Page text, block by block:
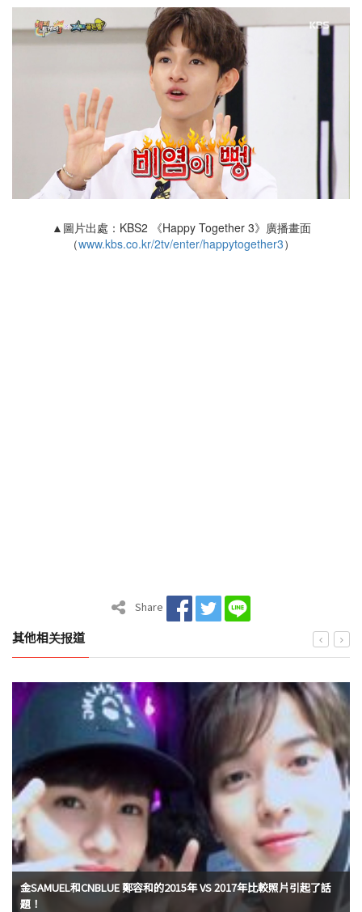
▲圖片出處：KBS2 《Happy Together 3》廣播畫面
（www.kbs.co.kr/2tv/enter/happytogether3）
Share
其他相关报道
金SAMUEL和CNBLUE 鄭容和的2015年 VS 2017年比較照片引起了話
題！